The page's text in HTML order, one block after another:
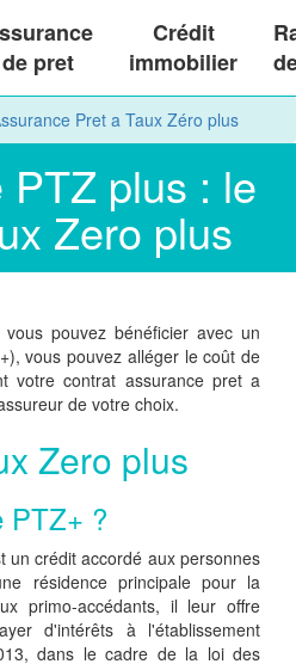
de pret
Crédit
immobilier
Pret a Taux Zéro plus
plus : le
Zero plus
pouvez bénéficier avec un
vous pouvez alléger le coût de
votre contrat assurance pret a
de votre choix.
Zero plus
PTZ+ ?
un crédit accordé aux personnes
résidence principale pour la
primo-accédants, il leur offre
d'intérêts à l'établissement
dans le cadre de la loi des